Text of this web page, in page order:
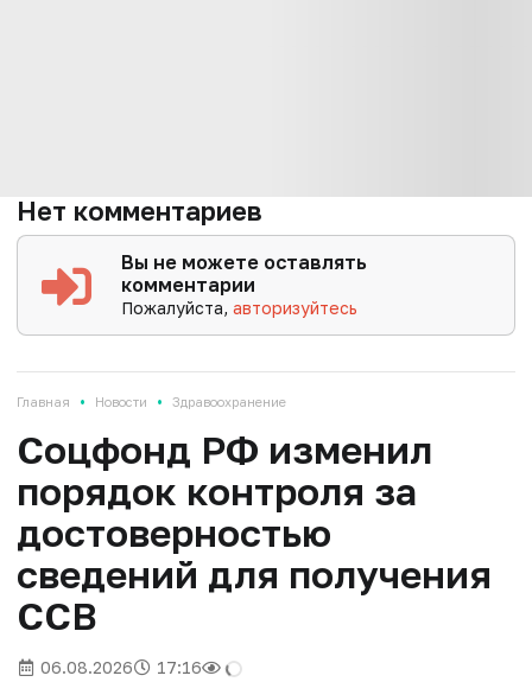
Нет комментариев
Вы не можете оставлять
комментарии
Пожалуйста,авторизуйтесь
Главная • Новости • Здравоохранение
Соцфонд РФ изменил
порядок контроля за
достоверностью
сведений для получения
ССВ
06.08.2026 17:16